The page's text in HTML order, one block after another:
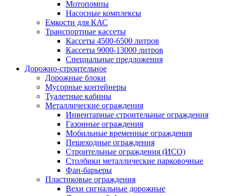
Мотопомпы
Насосные комплексы
Емкости для КАС
Транспортные кассеты
Кассеты 4500-6500 литров
Кассеты 9000-13000 литров
Специальные предложения
Дорожно-строительное
Дорожные блоки
Мусорные контейнеры
Туалетные кабины
Металлические ограждения
Инвентарные строительные ограждения
Газонные ограждения
Мобильные временные ограждения
Пешеходные ограждения
Строительные ограждения (ИСО)
Столбики металлические парковочные
Фан-барьеры
Пластиковые ограждения
Вехи сигнальные дорожные